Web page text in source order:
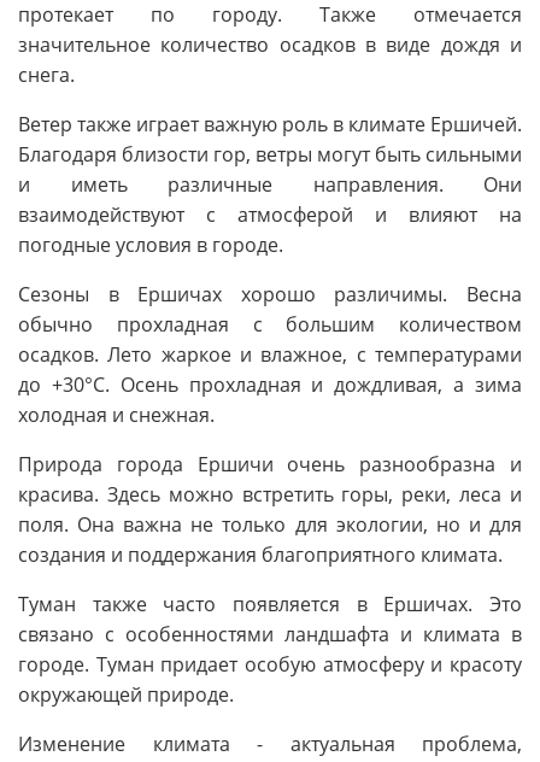
протекает по городу. Также отмечается
значительное количество осадков в виде дождя и
снега.
Ветер также играет важную роль в климате Ершичей.
Благодаря близости гор, ветры могут быть сильными
и иметь различные направления. Они
взаимодействуют с атмосферой и влияют на
погодные условия в городе.
Сезоны в Ершичах хорошо различимы. Весна
обычно прохладная с большим количеством
осадков. Лето жаркое и влажное, с температурами
до +30°C. Осень прохладная и дождливая, а зима
холодная и снежная.
Природа города Ершичи очень разнообразна и
красива. Здесь можно встретить горы, реки, леса и
поля. Она важна не только для экологии, но и для
создания и поддержания благоприятного климата.
Туман также часто появляется в Ершичах. Это
связано с особенностями ландшафта и климата в
городе. Туман придает особую атмосферу и красоту
окружающей природе.
Изменение климата - актуальная проблема,